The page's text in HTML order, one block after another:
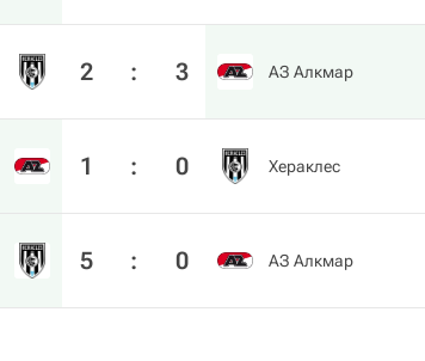
2 : 3 АЗ Алкмар
1 : 0 Хераклес
5 : 0 АЗ Алкмар